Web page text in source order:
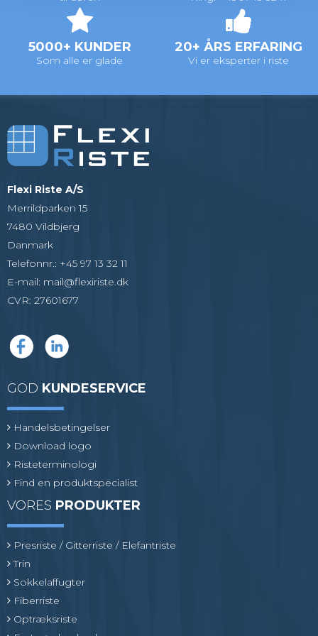
5000+ KUNDER
Som alle er glade
20+ ÅRS ERFARING
Vi er eksperter i riste
Flexi Riste A/S
Merrildparken 15
7480 Vildbjerg
Danmark
Telefonnr. : +45 97 13 32 11
E-mail: mail@flexiriste.dk
CVR: 27601677
GOD KUNDESERVICE
Handelsbetingelser
Download logo
Risteterminologi
Find en produktspecialist
VORES PRODUKTER
Presriste / Gitterriste / Elefantriste
Trin
Sokkelaffugter
Fiberriste
Optræksriste